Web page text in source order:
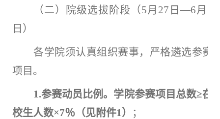
（二）院级选拔阶段（5月27日—6月3
日）
各学院须认真组织赛事，严格遴选参赛
项目。
1.参赛动员比例。学院参赛项目总数≥在
校生人数×7％（见附件1）
；